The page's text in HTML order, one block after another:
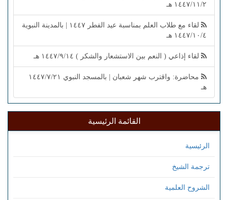
١٤٤٧/١١/٢ هـ
لقاء مع طلاب العلم بمناسبة عيد الفطر ١٤٤٧ | بالمدينة النبوية
١٤٤٧/١٠/٤ هـ
لقاء إذاعي ( النعم بين الاستشعار والشكر ) ١٤٤٧/٩/١٤ هـ
محاضرة: واقترب شهر شعبان | بالمسجد النبوي ١٤٤٧/٧/٢١
هـ
القائمة الرئيسية
الرئيسية
ترجمة الشيخ
الشروح العلمية